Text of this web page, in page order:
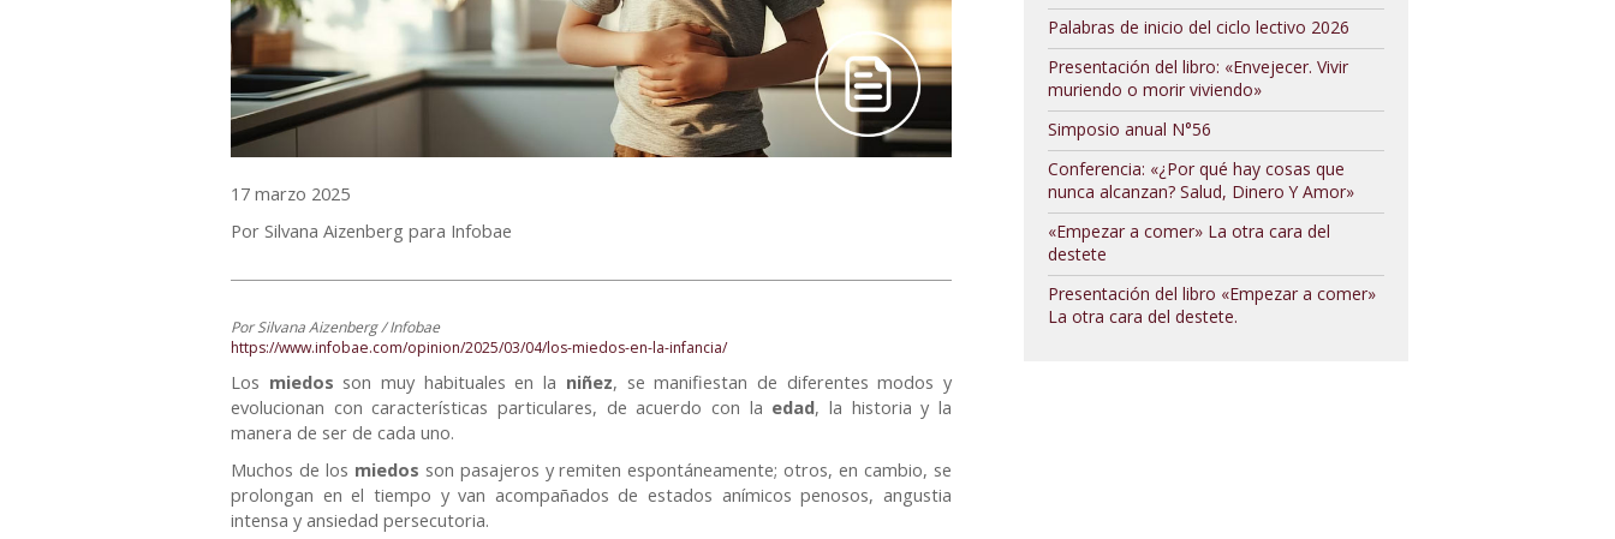
17 marzo 2025
Por Silvana Aizenberg para Infobae
Por Silvana Aizenberg / Infobae
https://www.infobae.com/opinion/2025/03/04/los-miedos-en-la-infancia/
Los miedos son muy habituales en la niñez, se manifiestan de diferentes modos y
evolucionan con características particulares, de acuerdo con la edad, la historia y la
manera de ser de cada uno.
Muchos de los miedos son pasajeros y remiten espontáneamente; otros, en cambio, se
prolongan en el tiempo y van acompañados de estados anímicos penosos, angustia
intensa y ansiedad persecutoria.
Palabras de inicio del ciclo lectivo 2026
Presentación del libro: «Envejecer. Vivir
muriendo o morir viviendo»
Simposio anual N°56
Conferencia: «¿Por qué hay cosas que
nunca alcanzan? Salud, Dinero Y Amor»
«Empezar a comer» La otra cara del
destete
Presentación del libro «Empezar a comer»
La otra cara del destete.